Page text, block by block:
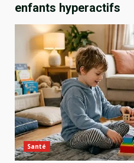
enfants hyperactifs
Santé